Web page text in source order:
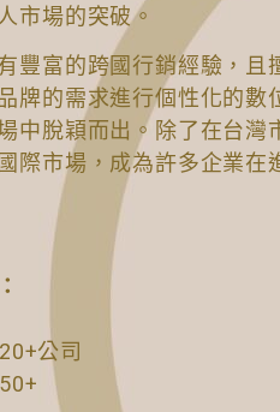
市場的突破。
豐富的跨國行銷經驗，且
牌的需求進行個性化的數
中脫穎而出。除了在台灣
際市場，成為許多企業在
公司